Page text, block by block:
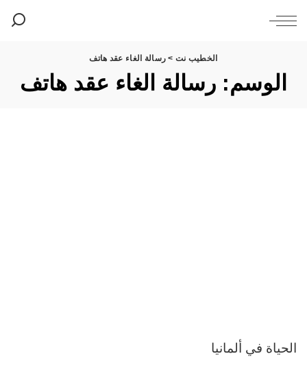
الخطيب نت > رسالة الغاء عقد هاتف
الوسم: رسالة الغاء عقد هاتف
الحياة في ألمانيا